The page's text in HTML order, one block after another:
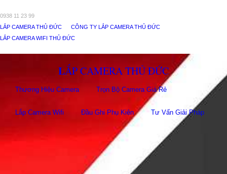
0938 11 23 99
LẮP CAMERA THỦ ĐỨC
CÔNG TY LẮP CAMERA THỦ ĐỨC
LẮP CAMERA WIFI THỦ ĐỨC
LẮP CAMERA THỦ ĐỨC
Thương Hiệu Camera Trọn Bộ Camera Giá Rẻ
Lắp Camera Wifi Đầu Ghi Phụ Kiên Tư Vấn Giải Pháp